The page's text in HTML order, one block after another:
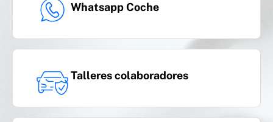
Whatsapp Coche
Talleres colaboradores